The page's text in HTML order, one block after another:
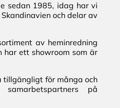
sedan 1985, idag har vi
och delar av
av heminredning
har ett showroom som är
för många och
på